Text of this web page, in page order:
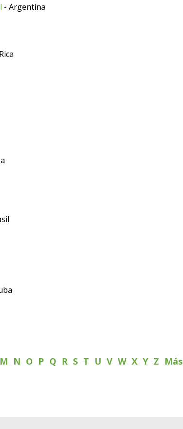
- Argentina
M N O P Q R S T U V W X Y Z Más